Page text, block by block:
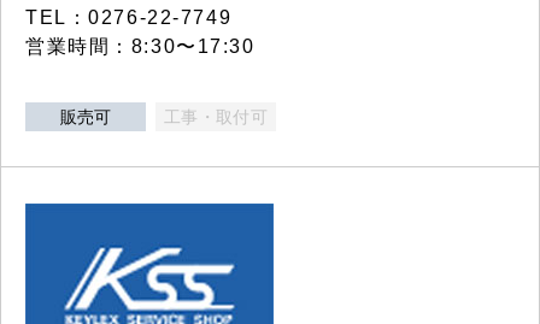
TEL：0276-22-7749
営業時間：8:30〜17:30
販売可 工事・取付可